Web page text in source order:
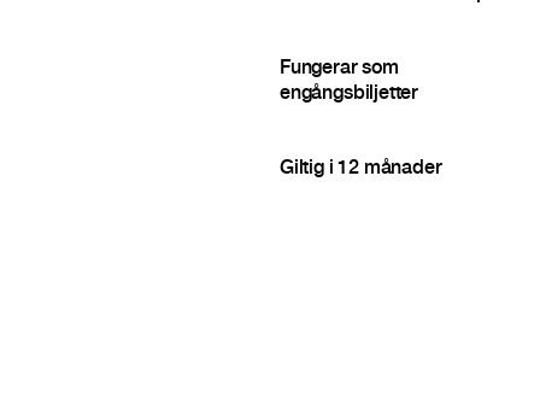
Fungerar som
engångsbiljetter
Giltig i 12 månader